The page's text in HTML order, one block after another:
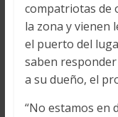
compatriotas de
la zona y vienen
el puerto del
saben
a su dueño, el
“No estamos en